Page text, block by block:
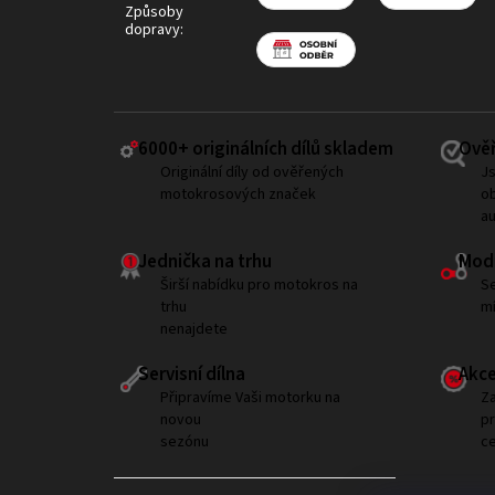
Způsoby
dopravy:
6000+ ​originálních dílů skladem
Originální díly od ověřených
motokrosových značek
Jednička na trhu
Širší nabídku pro motokros na
trhu
nenajdete
Servisní dílna
Připravíme Vaši motorku na
novou
sezónu